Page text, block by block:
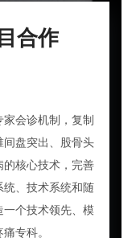
会诊机制，复制
盘突出、股骨头
核心技术，完善
、技术系统和随
个技术领先、模
专科。
合作